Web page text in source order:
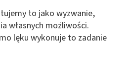
to jako wyzwanie,
własnych możliwości.
lęku wykonuje to zadanie